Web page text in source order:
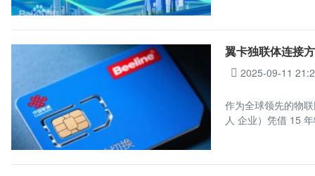
翼卡独联体连接
2025-09-11
作为全球领先的物
人 企业）凭借 15